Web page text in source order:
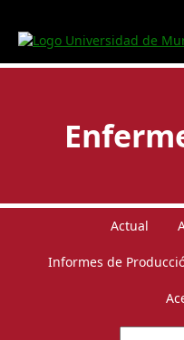
Actual
Informes de